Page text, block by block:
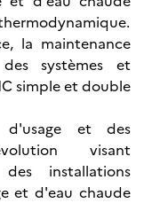
la maintenance
systèmes et
simple et double
d'usage et des
visant
installations
et d'eau chaude